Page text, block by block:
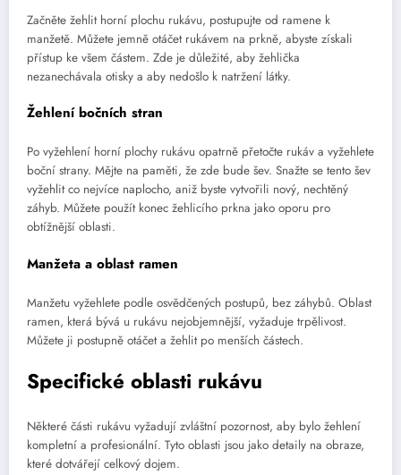
Začněte žehlit horní plochu rukávu, postupujte od ramene k
manžetě. Můžete jemně otáčet rukávem na prkně, abyste získali
přístup ke všem částem. Zde je důležité, aby žehlička
nezanechávala otisky a aby nedošlo k natržení látky.
Žehlení bočních stran
Po vyžehlení horní plochy rukávu opatrně přetočte rukáv a vyžehlete
boční strany. Mějte na paměti, že zde bude šev. Snažte se tento šev
vyžehlit co nejvíce naplocho, aniž byste vytvořili nový, nechtěný
záhyb. Můžete použít konec žehlicího prkna jako oporu pro
obtížnější oblasti.
Manžeta a oblast ramen
Manžetu vyžehlete podle osvědčených postupů, bez záhybů. Oblast
ramen, která bývá u rukávu nejobjemnější, vyžaduje trpělivost.
Můžete ji postupně otáčet a žehlit po menších částech.
Specifické oblasti rukávu
Některé části rukávu vyžadují zvláštní pozornost, aby bylo žehlení
kompletní a profesionální. Tyto oblasti jsou jako detaily na obraze,
které dotvářejí celkový dojem.